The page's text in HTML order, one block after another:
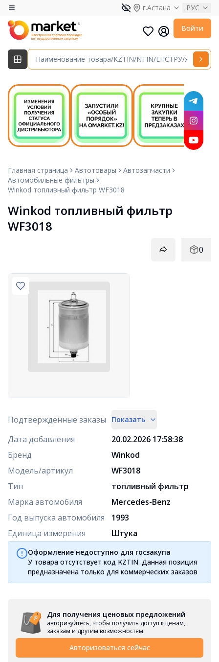
г.Астана РУС
Войти
Главная страница Автотовары
Автозапчасти
Автомобильные фильтры
Winkod топливный фильтр WF3018
Winkod топливный фильтр
WF3018
0
Подтверждённые заказы Показать
Дата добавления
20.02.2026 17:58:38
Бренд
Winkod
Модель/артикул
WF3018
Тип
топливный фильтр
Марка автомобиля
Mercedes-Benz
Год выпуска автомобиля
1993
Единица измерения
Штука
Оформление недоступно для госзакупа
У товара отсутствует код KZTIN. Данная позиция
предназначена только для коммерческих заказов
Для получения ценовых предложений
авторизуйтесь, чтобы получить доступ к ценам,
заказам и другим возможностям
Авторизоваться сейчас